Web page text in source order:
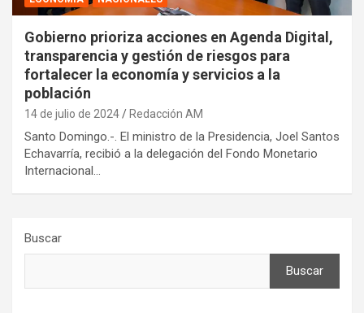
Gobierno prioriza acciones en Agenda Digital,
transparencia y gestión de riesgos para
fortalecer la economía y servicios a la
población
14 de julio de 2024 Redacción AM
Santo Domingo.-. El ministro de la Presidencia, Joel Santos
Echavarría, recibió a la delegación del Fondo Monetario
Internacional…
Buscar
Buscar